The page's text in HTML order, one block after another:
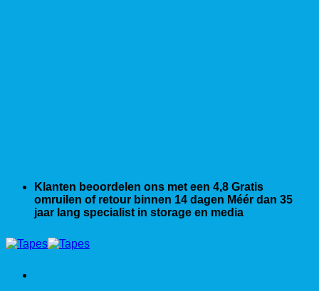
Klanten beoordelen ons met een 4,8 Gratis
omruilen of retour binnen 14 dagen Méér dan 35
jaar lang specialist in storage en media